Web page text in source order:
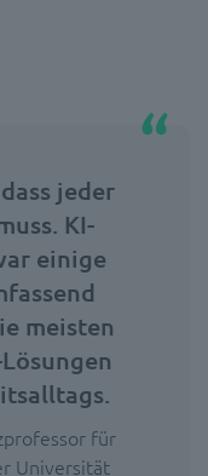
jeder
KI-
einige
meisten
für
Universität